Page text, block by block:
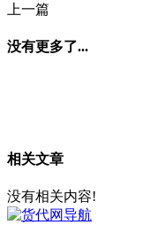
上一篇
没有更多了...
相关文章
没有相关内容!